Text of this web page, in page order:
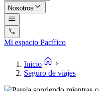
Nosotros
Mi espacio Pacífico
Inicio
Seguro de viajes